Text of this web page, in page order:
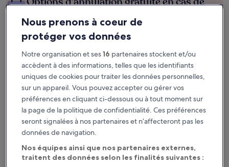
Gagnez des récompenses pour chaque
nuit séjournée
Économisez plus grâce aux Prix membres
Consultez les prix pour ces dates
6 août - 7 août
7 août - 8 août
Nous prenons à coeur de
protéger vos données
Notre organisation et ses16 partenaires stockent et/ou
accèdent à des informations, telles que les identifiants
uniques de cookies pour traiter les données personnelles,
sur un appareil. Vous pouvez accepter ou gérer vos
préférences en cliquant ci-dessous ou à tout moment sur
la page de la politique de confidentialité. Ces préférences
seront signalées à nos partenaires et n’affecteront pas les
données de navigation.
Nos équipes ainsi que nos partenaires externes,
traitent des données selon les finalités suivantes :